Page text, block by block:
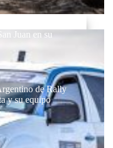
Juan en su
de Rally
y su equipo